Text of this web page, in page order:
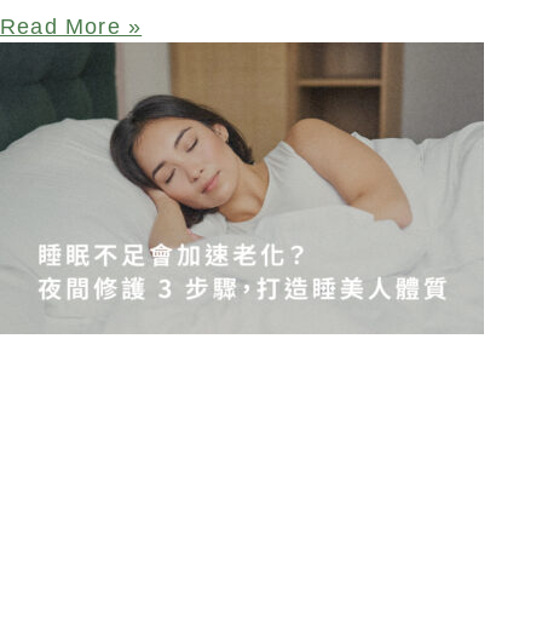
Read More »